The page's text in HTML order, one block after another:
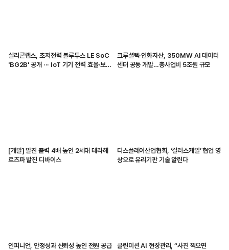
실리콘랩스, 초저전력 블루투스 LE SoC
'BG2B' 공개 ··· IoT 기기 전력 효율·보안
크루셜텍·인화자산, 350MW AI 데이터
센터 공동 개발…총사업비 5조원 규모
[개발] 발진 출력 4배 높인 2세대 테라헤
르츠파 발진 디바이스
디스플레이산업협회, ‘컬러스케일’ 협업 영
상으로 유리기판 기술 알린다
인피니언, 안정성과 신뢰성 높인 전원 공급
클린미션 AI 현장관리, “사진 찍으면